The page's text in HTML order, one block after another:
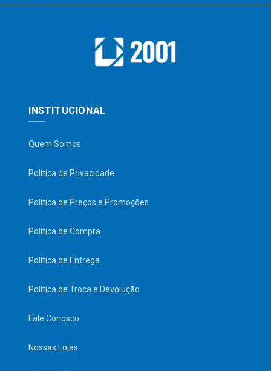
INSTITUCIONAL
Quem Somos
Política de Privacidade
Política de Preços e Promoções
Política de Compra
Política de Entrega
Política de Troca e Devolução
Fale Conosco
Nossas Lojas